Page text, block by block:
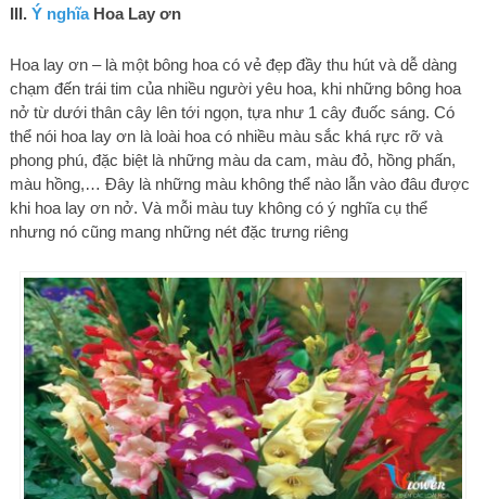
III. Ý nghĩaHoa Lay ơn
Hoa lay ơn – là một bông hoa có vẻ đẹp đầy thu hút và dễ dàng
chạm đến trái tim của nhiều người yêu hoa, khi những bông hoa
nở từ dưới thân cây lên tới ngọn, tựa như 1 cây đuốc sáng. Có
thể nói hoa lay ơn là loài hoa có nhiều màu sắc khá rực rỡ và
phong phú, đặc biệt là những màu da cam, màu đỏ, hồng phấn,
màu hồng,… Đây là những màu không thể nào lẫn vào đâu được
khi hoa lay ơn nở. Và mỗi màu tuy không có ý nghĩa cụ thể
nhưng nó cũng mang những nét đặc trưng riêng